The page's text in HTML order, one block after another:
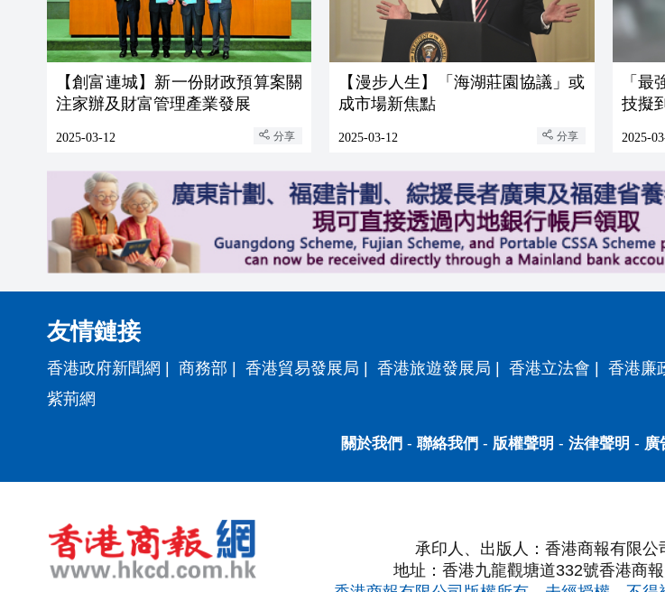
【創富連城】新一份財政預算案關
注家辦及財富管理產業發展
2025-03-12 分享
【漫步人生】「海湖莊園協議」或
成市場新焦點
2025-03-12 分享
「
技擬
2025-
友情鏈接
香港政府新聞網 商務部 香港貿易發展局 香港旅遊發展局 香港立法會 香港廉
紫荊網
關於我們 - 聯絡我們 - 版權聲明 - 法律聲明 - 廣
承印人、出版人：香港商報有限公
地址：香港九龍觀塘道332號香港商